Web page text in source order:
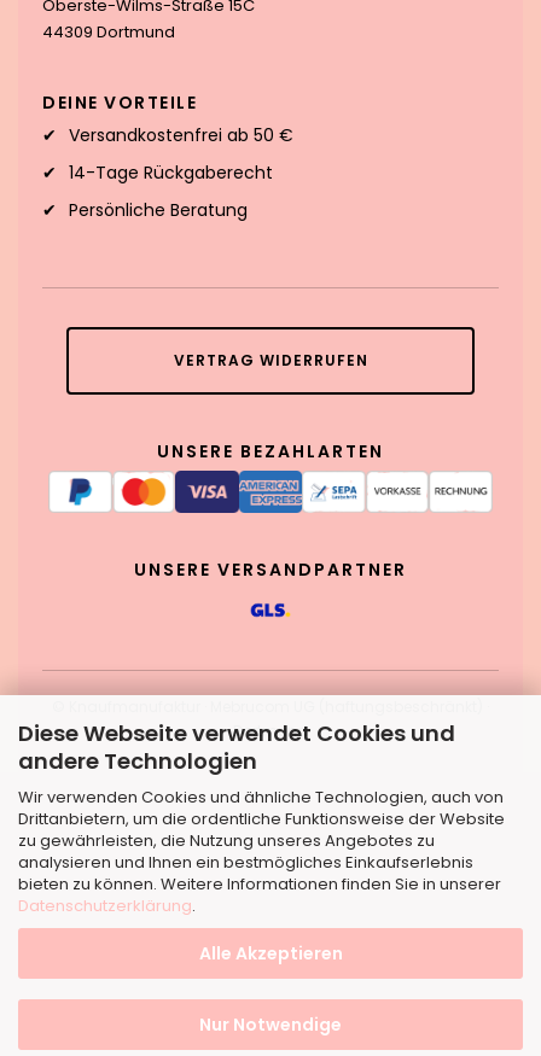
Diese Webseite verwendet Cookies und
andere Technologien
Wir verwenden Cookies und ähnliche Technologien, auch von
Drittanbietern, um die ordentliche Funktionsweise der Website
zu gewährleisten, die Nutzung unseres Angebotes zu
analysieren und Ihnen ein bestmögliches Einkaufserlebnis
bieten zu können. Weitere Informationen finden Sie in unserer
Datenschutzerklärung.
Alle Akzeptieren
Nur Notwendige
Oberste-Wilms-Straße 15C
44309 Dortmund
DEINE VORTEILE
Versandkostenfrei ab 50 €
14-Tage Rückgaberecht
Persönliche Beratung
VERTRAG WIDERRUFEN
UNSERE BEZAHLARTEN
UNSERE VERSANDPARTNER
Dortmund